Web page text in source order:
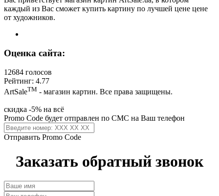
каждый из Вас сможет купить картину по лучшей цене цене
от художников.
Оценка сайта:
12684 голосов
Рейтинг: 4.77
ArtSaleТМ - магазин картин. Все права защищены.
скидка -5% на всё
Promo Code будет отправлен по СМС на Ваш телефон
Отправить Promo Code
Заказать обратный звонок